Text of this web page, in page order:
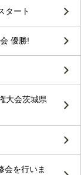
タート
優勝!
大会茨城県
会を行いま